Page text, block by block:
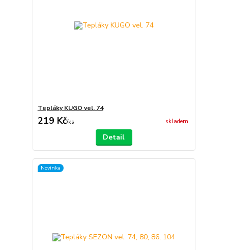
Tepláky KUGO vel. 74
219 Kč/ks skladem
Detail
Novinka